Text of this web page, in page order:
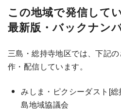
この地域で発信して
最新版・バックナン
三島・総持寺地区では、下記
作・配信しています。
みしま・ピクシーダスト[
島地域協議会